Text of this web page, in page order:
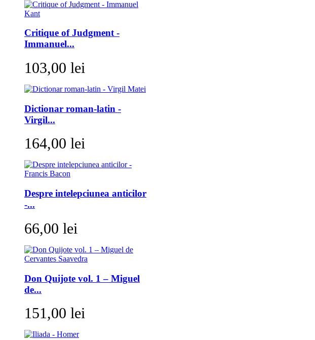
Critique of Judgment -
Immanuel...
103,00 lei
Dictionar roman-latin -
Virgil...
164,00 lei
Despre intelepciunea anticilor
-...
66,00 lei
Don Quijote vol. 1 – Miguel
de...
151,00 lei